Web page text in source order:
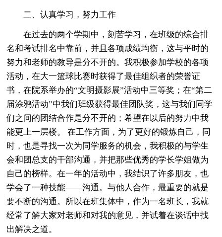
二、认真学习，努力工作
在过去的两个学期中，刻苦学习，在班级的综合排
名和考试排名中靠前，并且各项成绩均衡，这与平时的
努力和老师的教导是分不开的。我积极参加学校的各项
活动，在大一篮球比赛时获得了最佳组织者的荣誉证
书，在院系举办的“文明摄影展”活动中三等奖；在“第二
届涂鸦活动”中我们班级获得最佳团队奖，这与我们同学
们之间的团结合作是分不开的；希望在以后的努力中我
能更上一层楼。 在工作方面，为了更好的锻炼自己，同
时，也是寻找一次为同学服务的机会，我积极的与学生
会和团总支的干部沟通，并把那些优秀的学长学姐做为
自己的榜样。在一年的活动中，我结识了许多朋友，也
学会了一种技能——沟通。与他人合作，最重要的就是
要不断的沟通。所以在班集体中，作为一名班长，我就
经常了解大家对老师和对我的意见，并试着在谈话中找
出解决之道。